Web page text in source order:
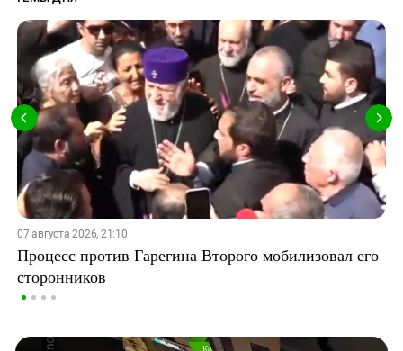
07 августа 2026, 21:10
Процесс против Гарегина Второго мобилизовал его
сторонников